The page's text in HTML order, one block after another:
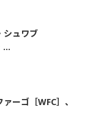
シュワブ
...
ーゴ［WFC］、